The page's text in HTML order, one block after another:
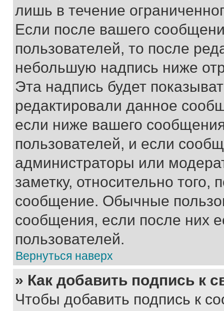
лишь в течение
Если после вашего
пользователей, то после
небольшую надпись ниже
Эта надпись будет
редактировали данное
если ниже вашего
пользователей, и если
администраторы или
заметку, относительно
сообщение. Обычные
сообщения, если после них
пользователей.
Вернуться наверх
» Как добавить подпись к
Чтобы добавить подпись к